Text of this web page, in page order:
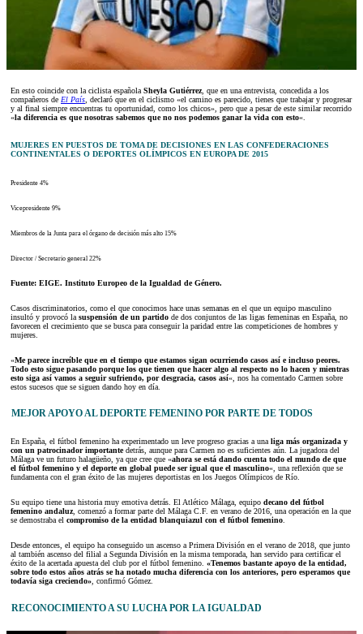
En esto coincide con la ciclista española Sheyla Gutiérrez, que en una entrevista, concedida a los
compañeros de El País declaró que en el ciclismo «el camino es parecido, tienes que trabajar y progresar
y al final siempre encuentras tu oportunidad, como los chicos», pero que a pesar de este similar recorrido
«la diferencia es que nosotras sabemos que no nos podemos ganar la vida con esto«.
MUJERES EN PUESTOS DE TOMA DE DECISIONES EN LAS CONFEDERACIONES
CONTINENTALES O DEPORTES OLÍMPICOS EN EUROPA DE 2015
Presidente 4%
Vicepresidente 9%
Miembros de la Junta para el órgano de decisión más alto 15%
Director / Secretario general 22%
Fuente: EIGE. Instituto Europeo de la Igualdad de Género.
Casos discriminatorios, como el que conocimos hace unas semanas en el que un equipo masculino
insultó y provocó la suspensión de un partido de dos conjuntos de las ligas femeninas en España, no
favorecen el crecimiento que se busca para conseguir la paridad entre las competiciones de hombres y
mujeres.
«Me parece increíble que en el tiempo que estamos sigan ocurriendo casos así e incluso peores.
Todo esto sigue pasando porque los que tienen que hacer algo al respecto no lo hacen y mientras
esto siga así vamos a seguir sufriendo, por desgracia, casos así«, nos ha comentado Carmen sobre
estos sucesos que se siguen dando hoy en día.
MEJOR APOYO AL DEPORTE FEMENINO POR PARTE DE TODOS
En España, el fútbol femenino ha experimentado un leve progreso gracias a una liga más organizada y
con un patrocinador importantedetrás, aunque para Carmen no es suficientes aún. La jugadora del
Málaga ve un futuro halagüeño, ya que cree que «ahora se está dando cuenta todo el mundo de que
el fútbol femenino y el deporte en global puede ser igual que el masculino«, una reflexión que se
fundamenta con el gran éxito de las mujeres deportistas en los Juegos Olímpicos de Río.
Su equipo tiene una historia muy emotiva detrás. El Atlético Málaga, equipo decano del fútbol
femenino andaluz, comenzó a formar parte del Málaga C.F. en verano de 2016, una operación en la que
se demostraba el compromiso de la entidad blanquiazul con el fútbol femenino
Desde entonces, el equipo ha conseguido un ascenso a Primera División en el verano de 2018, que junto
al también ascenso del filial a Segunda División en la misma temporada, han servido para certificar el
éxito de la acertada apuesta del club por el fútbol femenino. «Tenemos bastante apoyo de la entidad,
sobre todo estos años atrás se ha notado mucha diferencia con los anteriores, pero esperamos que
todavía siga creciendo» , confirmó Gómez.
RECONOCIMIENTO A SU LUCHA POR LA IGUALDAD